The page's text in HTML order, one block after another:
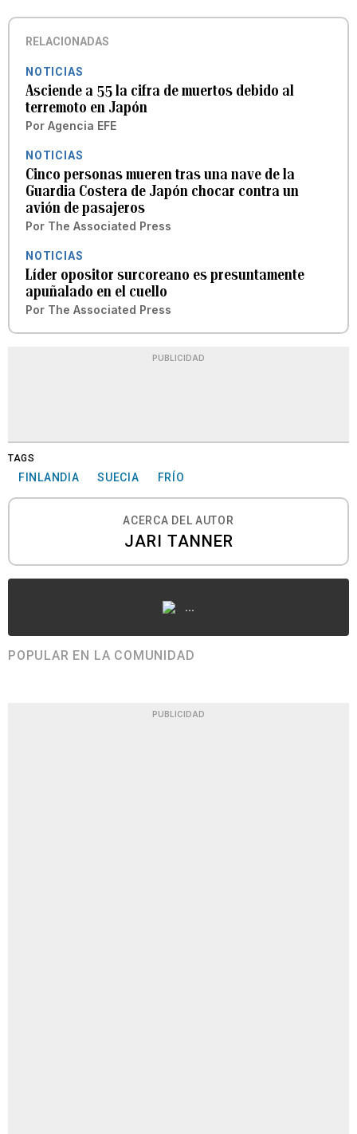
RELACIONADAS
NOTICIAS
Asciende a 55 la cifra de muertos debido al
terremoto en Japón
Por Agencia EFE
NOTICIAS
Cinco personas mueren tras una nave de la
Guardia Costera de Japón chocar contra un
avión de pasajeros
Por The Associated Press
NOTICIAS
Líder opositor surcoreano es presuntamente
apuñalado en el cuello
Por The Associated Press
PUBLICIDAD
TAGS
FINLANDIA SUECIA FRÍO
ACERCA DEL AUTOR
JARI TANNER
...
POPULAR EN LA COMUNIDAD
PUBLICIDAD